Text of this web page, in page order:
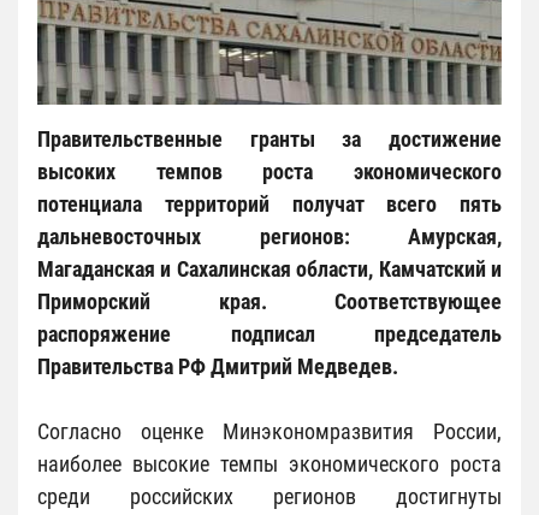
Правительственные гранты за достижение
высоких темпов роста экономического
потенциала территорий получат всего пять
дальневосточных регионов: Амурская,
Магаданская и Сахалинская области, Камчатский и
Приморский края. Соответствующее
распоряжение подписал председатель
Правительства РФ Дмитрий Медведев.
Согласно оценке Минэкономразвития России,
наиболее высокие темпы экономического роста
среди российских регионов достигнуты